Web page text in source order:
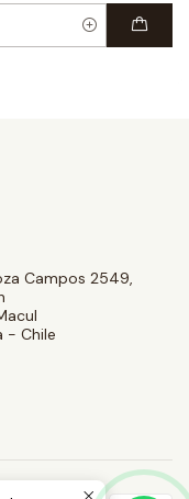
Campos 2549,
- Chile